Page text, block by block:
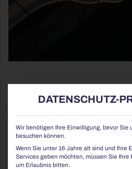
DATENSCHUTZ-
Wir benötigen Ihre Einwilligung, bevor Sie
besuchen können.
Wenn Sie unter 16 Jahre alt sind und Ihre
Services geben möchten, müssen Sie
um Erlaubnis bitten.